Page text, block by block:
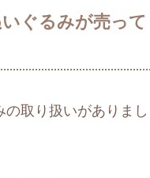
ぐるみが売って
取り扱いがありまし